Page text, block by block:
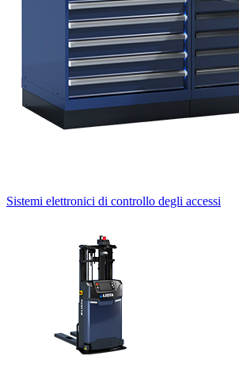
Sistemi elettronici di controllo degli accessi